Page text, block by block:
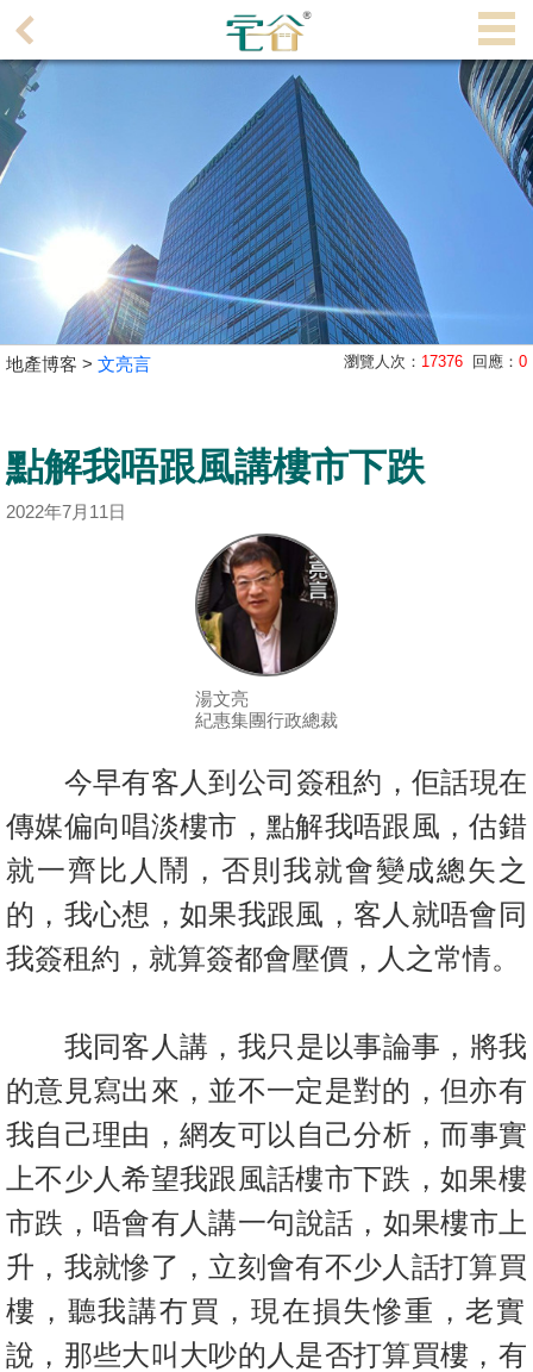
理
主
頁
成
交
主
宅
谷
產
新
聞
數
據
置
業
手
冊
關
於
我
們
地產博客 > 文亮言 瀏覽人次： 17376 回應： 0
點解我唔跟風講樓市下跌
2022年7月11日
湯文亮
紀惠集團行政總裁
今早有客人到公司簽租約，佢話現在
傳媒偏向唱淡樓市，點解我唔跟 風，估錯
就一齊比人鬧，否則我就會變成總矢之
的，我心想， 如果我跟風，客人就唔會同
我簽租約，就算簽都會壓價，人之常情。
我同客人講，我只是以事論事，將我
的意見寫出來，並不一定是對的 ，但亦有
我自己理由，網友可以自己分析，而事實
上不少人希望我跟 風話樓市下跌，如果樓
市跌，唔會有人講一句說話，如果樓市上
升， 我就慘了，立刻會有不少人話打算買
樓，聽我講冇買，現在損失慘重，老實
說，那些大叫大吵的人是否打算買樓， 有